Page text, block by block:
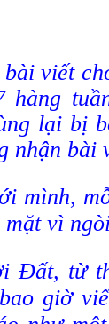
viết
hàng
lại bị
nhận bài
mình,
vì
Đất, từ
giờ